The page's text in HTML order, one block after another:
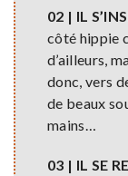
02 | IL
côté hippie
d’ailleurs,
donc, vers
de beaux
mains…
03 | IL SE